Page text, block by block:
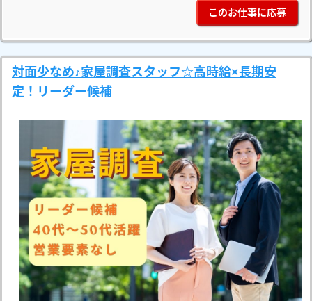
このお仕事に応募
対面少なめ♪家屋調査スタッフ☆高時給×長期安
定！リーダー候補